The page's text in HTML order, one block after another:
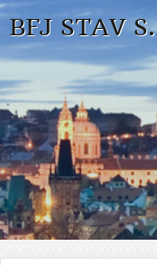
BFJ STAV